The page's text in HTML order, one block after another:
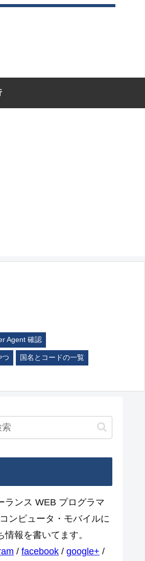
Agent 確認
つ 国名とコードの一覧
ランス WEB プログラマ
ンピュータ・モバイルに
情報を書いてます。
/ facebook / google+ /